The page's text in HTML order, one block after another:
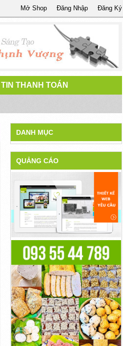
Đăng Ký
Đăng Nhập
Mở Shop
THANH TOÁN
Bàn Làm Nguội
Xe Đẩy Dụng Cụ 2 Tầng
>
DANH MỤC
QUẢNG CÁO